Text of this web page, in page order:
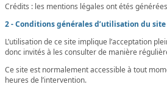
Crédits : les mentions légales ont étés
2 - Conditions générales d’utilisation du
L’utilisation de ce site implique l’acceptation
donc invités à les consulter de manière
Ce site est normalement accessible à tout
heures de l’intervention.